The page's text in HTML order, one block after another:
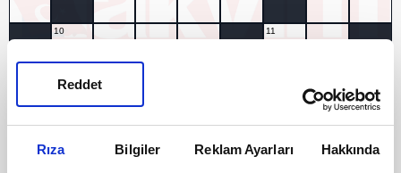
Rıza Bilgiler Reklam Ayarları Hakkında
Reddet